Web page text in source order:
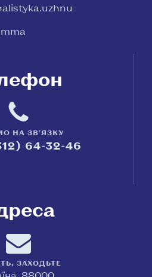
НА ЗВ'ЯЗКУ
64-32-46
ЗАХОДЬТЕ